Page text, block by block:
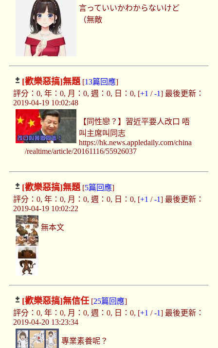
言っていいかわからないけど
（無敵
[歡樂惡搞]無題[13篇回應]
評分：0, 年：0, 月：0, 週：0, 日：0, [+1 /-1] 最後更新：
2019-04-19 10:02:48
【同性戀？】習近平要人改口 唔
叫主席叫同志
https://hk.news.appledaily.com/china
/realtime/article/20161116/55926037
[歡樂惡搞]無題[5篇回應]
評分：0, 年：0, 月：0, 週：0, 日：0, [+1 /-1] 最後更新：
2019-04-19 10:02:22
無本文
[歡樂惡搞]無信任[25篇回應]
評分：0, 年：0, 月：0, 週：0, 日：0, [+1 /-1] 最後更新：
2019-04-20 13:23:34
專業素養呢？